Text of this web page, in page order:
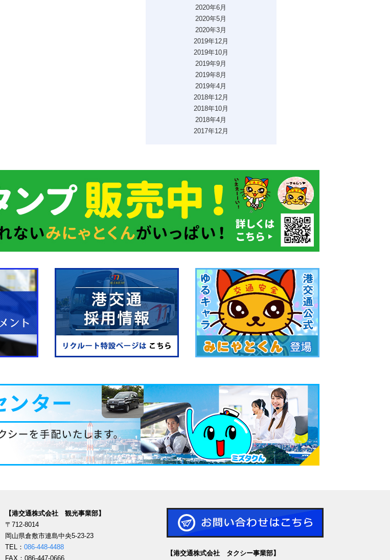
2020年6月
2020年5月
2020年3月
2019年12月
2019年10月
2019年9月
2019年8月
2019年4月
2018年12月
2018年10月
2018年4月
2017年12月
【港交通株式会社 観光事業部】
〒712-8014
岡山県倉敷市連島中央5-23-23
TEL： 086-448-4488
FAX：086-447-0666
【港交通株式会社 タクシー事業部】